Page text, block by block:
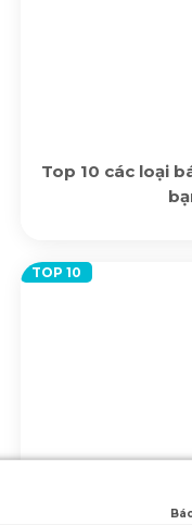
Top 10 các loại